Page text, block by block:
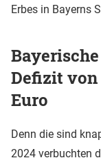
Erbes in Bayerns
Defizit
Euro
Denn die sind
2024 verbuchten